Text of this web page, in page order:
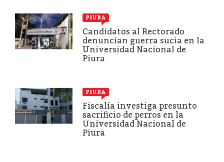
PIURA
Candidatos al Rectorado
denuncian guerra sucia en la
Universidad Nacional de
Piura
PIURA
Fiscalía investiga presunto
sacrificio de perros en la
Universidad Nacional de
Piura